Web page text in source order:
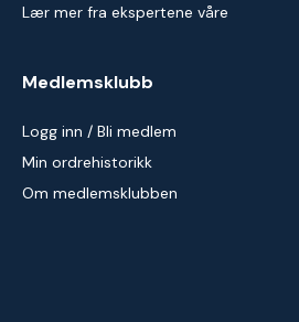
Lær mer fra ekspertene våre
Medlemsklubb
Logg inn / Bli medlem
Min ordrehistorikk
Om medlemsklubben